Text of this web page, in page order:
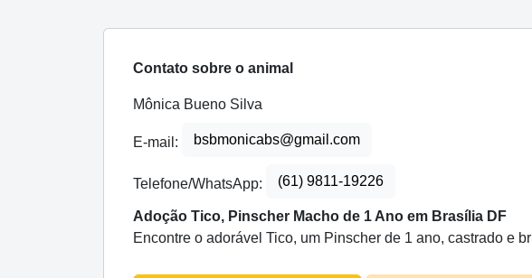
Contato sobre o animal
Mônica Bueno Silva
E-mail: bsbmonicabs@gmail.com
Telefone/WhatsApp: (61) 9811-19226
Adoção Tico, Pinscher Macho de 1 Ano em Brasília DF
Encontre o adorável Tico, um Pinscher de 1 ano, castrado e